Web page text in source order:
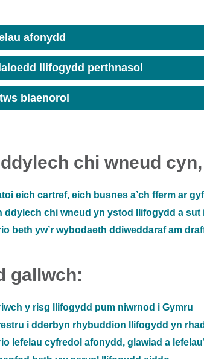
afonydd
llifogydd perthnasol
blaenorol
chi wneud
eich cartref, eich busnes a’ch fferm ar
ddylech chi wneud yn ystod llifogydd a sut
beth yw’r wybodaeth ddiweddaraf am
gallwch:
y risg llifogydd pum niwrnod i Gymru
i dderbyn rhybuddion llifogydd yn
lefelau cyfredol afonydd, glawiad a